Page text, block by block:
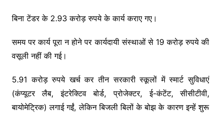
बिना टेंडर के 2.93 करोड़ रुपये के कार्य कराए गए।
समय पर कार्य पूरा न होने पर कार्यदायी संस्थाओं से 19 करोड़ रुपये की
वसूली नहीं की गई।
5.91 करोड़ रुपये खर्च कर तीन सरकारी स्कूलों में स्मार्ट सुविधाएं
(कंप्यूटर लैब, इंटरेक्टिव बोर्ड, प्रोजेक्टर, ई-कंटेंट, सीसीटीवी,
बायोमेट्रिक) लगाई गईं, लेकिन बिजली बिलों के बोझ के कारण इन्हें शुरू